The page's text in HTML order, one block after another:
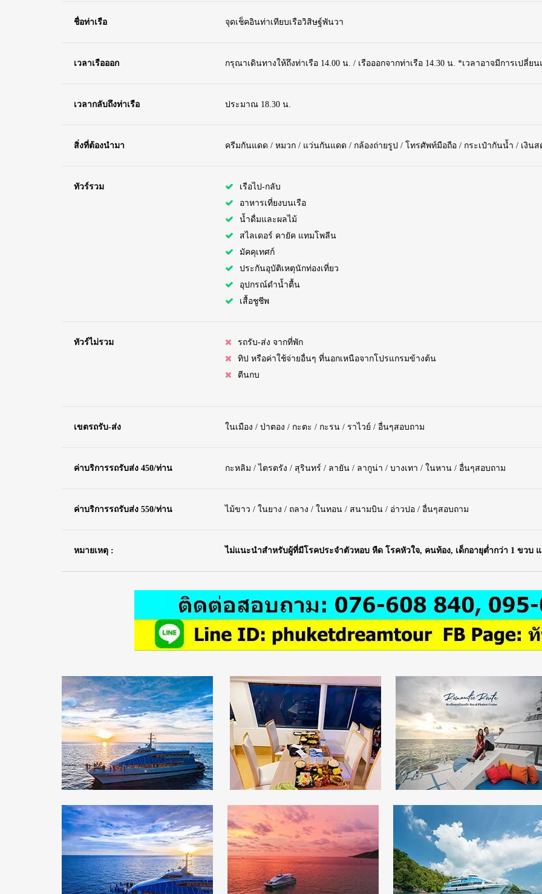
ชื่อท่าเรือ จุดเช็คอินท่าเทียบเรือวิสิษฐ์พันวา
เวลาเรือออก กรุณาเดินทางให้ถึงท่าเรือ 14.00 น. / เรือออกจากท่าเรือ 14.30 น. *เวลาอาจมีการเปลี่ย
เวลากลับถึงท่าเรือ ประมาณ 18.30 น.
สิ่งที่ต้องนำมา ครีมกันแดด / หมวก / แว่นกันแดด / กล้องถ่ายรูป / โทรศัพท์มือถือ / กระเป๋ากันน้ำ / เงินส
ทัวร์รวม
เรือไป-กลับ
อาหารเที่ยงบนเรือ
น้ำดื่มและผลไม้
สไลเดอร์ คายัค แทมโพลีน
มัคคุเทศก์
ประกันอุบัติเหตุนักท่องเที่ยว
อุปกรณ์ดำน้ำตื้น
เสื้อชูชีพ
ทัวร์ไม่รวม
รถรับ-ส่ง จากที่พัก
ทิป หรือค่าใช้จ่ายอื่นๆ ที่นอกเหนือจากโปรแกรมข้างต้น
ตีนกบ
เขตรถรับ-ส่ง ในเมือง / ป่าตอง / กะตะ / กะรน / ราไวย์ / อื่นๆสอบถาม
ค่าบริการรถรับส่ง 450/ท่าน กะหลิม / ไตรตรัง / สุรินทร์ / ลายัน / ลากูน่า / บางเทา / ในหาน / อื่นๆสอบถาม
ค่าบริการรถรับส่ง 550/ท่าน ไม้ขาว / ในยาง / ถลาง / ในทอน / สนามบิน / อ่าวปอ / อื่นๆสอบถาม
หมายเหตุ : ไม่แนะนำสำหรับผู้ที่มีโรคประจำตัวหอบ หืด โรคหัวใจ, คนท้อง, เด็กอายุต่ำกว่า 1 ขวบ แ